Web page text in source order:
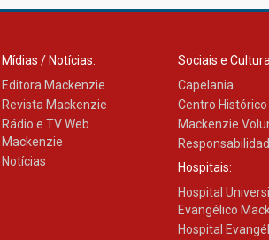
Mídias / Notícias:
Editora Mackenzie
Revista Mackenzie
Rádio e TV Web
Mackenzie
Notícias
Sociais e
Capelania
Centro Histórico
Mackenzie
Hospitais:
Hospital
Evangélico
Hospital